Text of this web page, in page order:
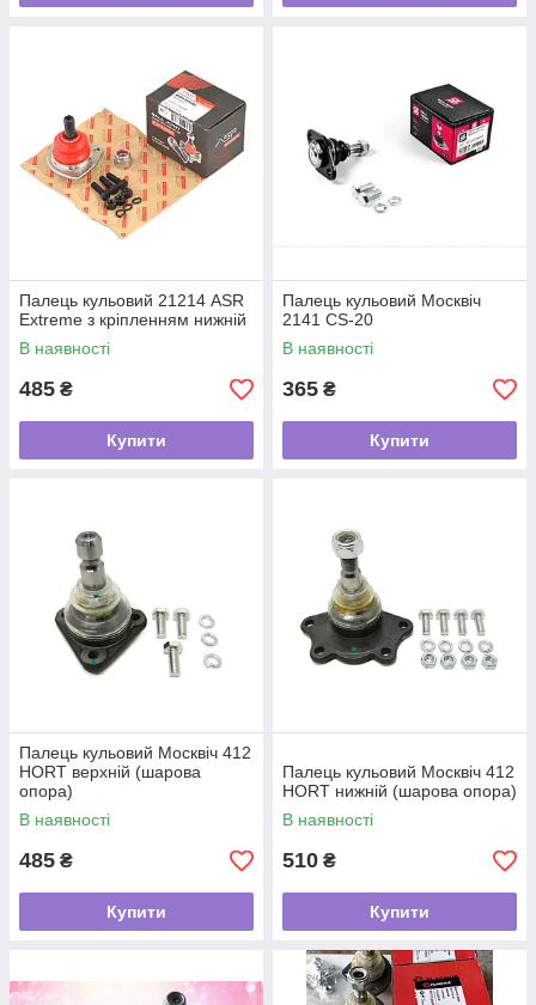
Палець кульовий 21214 ASR
Extreme з кріпленням нижній
В наявності
485 ₴
Купити
Палець кульовий Москвіч
2141 CS-20
В наявності
365 ₴
Купити
Палець кульовий Москвіч 412
HORT верхній (шарова
опора)
В наявності
485 ₴
Купити
Палець кульовий Москвіч 412
HORT нижній (шарова опора)
В наявності
510 ₴
Купити